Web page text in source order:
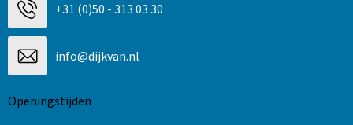
+31 (0)50 - 313 03 30
info@dijkvan.nl
Openingstijden